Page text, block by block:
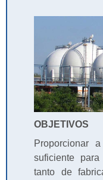
OBJETIVOS
Proporcionar
suficiente
tanto de